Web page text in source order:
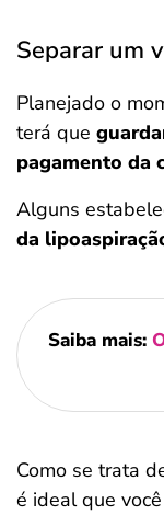
Separar um
Planejado o
terá que
pagamento da
Alguns
da
Saiba mais:
Como se trata
é ideal que